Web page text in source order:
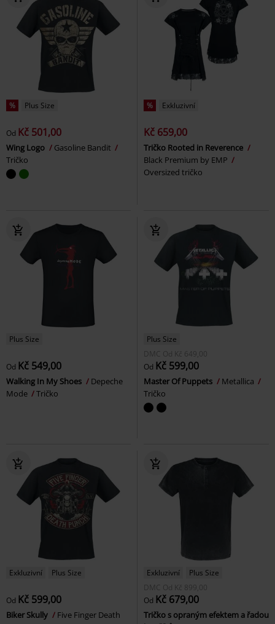
% Plus Size
Od Kč 501,00
Wing Logo
Gasoline Bandit
Tričko
% Exkluzivní
Kč 659,00
Tričko Rooted in Reverence
Black Premium by EMP
Oversized tričko
Plus Size
Od Kč 549,00
Walking In My Shoes
Depeche
Mode
Tričko
Plus Size
DMC Od Kč 649,00
Od Kč 599,00
Master Of Puppets
Metallica
Tričko
Exkluzivní Plus Size
Od Kč 599,00
Biker Skully
Five Finger Death
Exkluzivní
Plus Size
DMC Od Kč 899,00
Od Kč 679,00
Tričko s opraným efektem a řadou